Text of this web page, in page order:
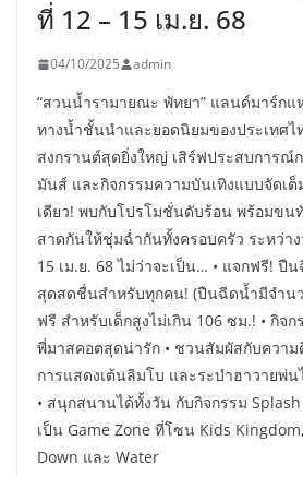
ที่ 12 – 15 เม.ย. 68
04/10/2025 admin
“สวนน้ำรามายณะ พัทยา” แลนด์มาร์กแ
ทางน้ำชั้นนำและยอดนิยมของประเทศไ
สงกรานต์สุดยิ่งใหญ่ เสิร์ฟประสบการณ์
มันส์ และกิจกรรมความบันเทิงแบบจัดเ
เดียว! พบกับโปรโมชั่นดับร้อน พร้อมขน
สาดกันให้ชุ่มฉ่ำกันทั้งครอบครัว ระหว่า
15 เม.ย. 68 ไม่ว่าจะเป็น… • แจกฟรี!
สุดสดชื่นสำหรับทุกคน! (ปืนฉีดน้ำมีจำน
ฟรี สำหรับเด็กสูงไม่เกิน 106 ซม.! • กิจ
พี่มาสคอตสุดน่ารัก • ชวนสัมผัสกับควา
การแสดงเต้นลิมโบ และระบำฮาวายพ่
• สนุกสนานได้ทั้งวัน กับกิจกรรม
เป็น Game Zone ที่โซน Kids
Down และ Water